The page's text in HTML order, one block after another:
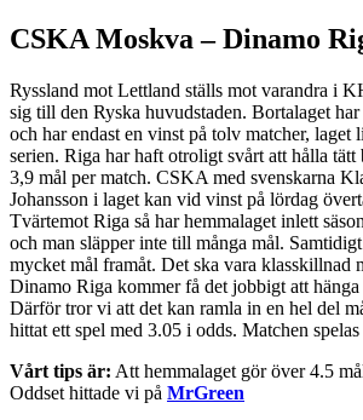
CSKA Moskva – Dinamo
Ryssland mot Lettland ställs mot varandra i
sig till den Ryska huvudstaden. Bortalaget
och har endast en vinst på tolv matcher, laget
serien. Riga har haft otroligt svårt att hålla
3,9 mål per match. CSKA med svenskarna
Johansson i laget kan vid vinst på lördag
Tvärtemot Riga så har hemmalaget inlett
och man släpper inte till många mål.
mycket mål framåt. Det ska vara klasskillnad
Dinamo Riga kommer få det jobbigt att
Därför tror vi att det kan ramla in en hel del
hittat ett spel med 3.05 i odds. Matchen
Vårt tips är: Att hemmalaget gör över 4.5
Oddset hittade vi på MrGreen